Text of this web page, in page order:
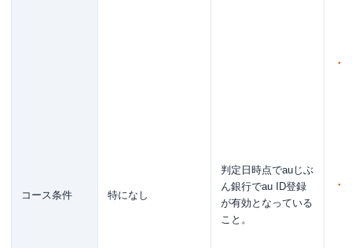
コース条件 特になし
判定日時点でauじぶ
ん銀行でau ID登録
が有効となっている
こと。